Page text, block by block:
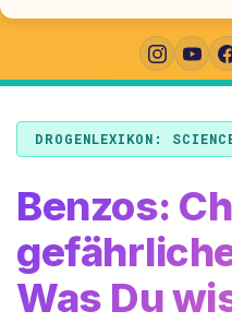
DROGENLEXIKON:
Benzos:
Was Du